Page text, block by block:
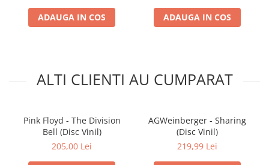
ADAUGA IN COS ADAUGA IN COS
ALTI CLIENTI AU CUMPARAT
Pink Floyd - The Division
Bell (Disc Vinil)
205,00 Lei
AGWeinberger - Sharing
(Disc Vinil)
219,99 Lei